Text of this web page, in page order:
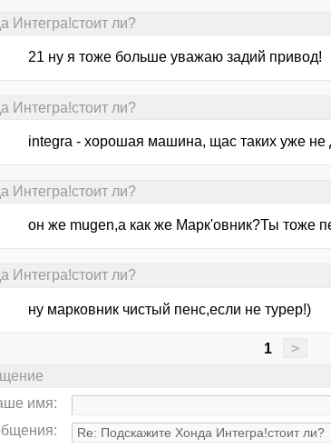
Интегра!стоит ли?
21 ну я тоже больше уважаю задий привод!
Интегра!стоит ли?
integra - хорошая машина, щас таких уже не
Интегра!стоит ли?
он же mugen,а как же Марк'овник?Ты тоже
Интегра!стоит ли?
ну марковник чистый пенс,если не турер!)
1 >
имя: